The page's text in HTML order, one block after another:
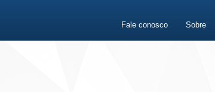
Fale conosco Sobre